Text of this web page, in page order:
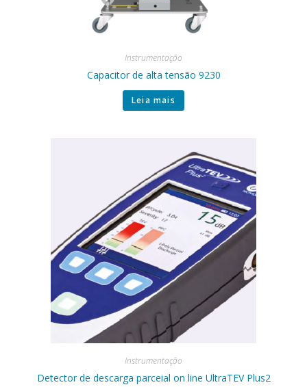
Instrumentação
Capacitor de alta tensão 9230
Leia mais
Instrumentação
Detector de descarga parceial on line UltraTEV Plus2